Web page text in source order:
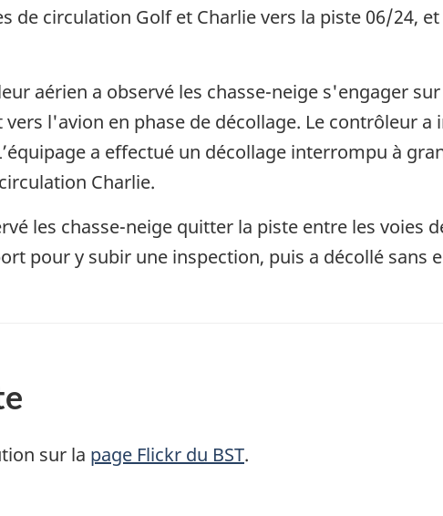
de circulation Golf et Charlie vers la piste 06/24,
aérien a observé les chasse-neige s'engager
l'avion en phase de décollage. Le contrôleur
a effectué un décollage interrompu à
Charlie.
les chasse-neige quitter la piste entre les voies
pour y subir une inspection, puis a décollé sans
sur la page Flickr du BST.